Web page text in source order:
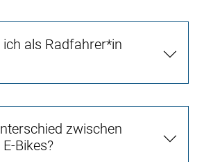
als Radfahrer*in
zwischen
Bikes?